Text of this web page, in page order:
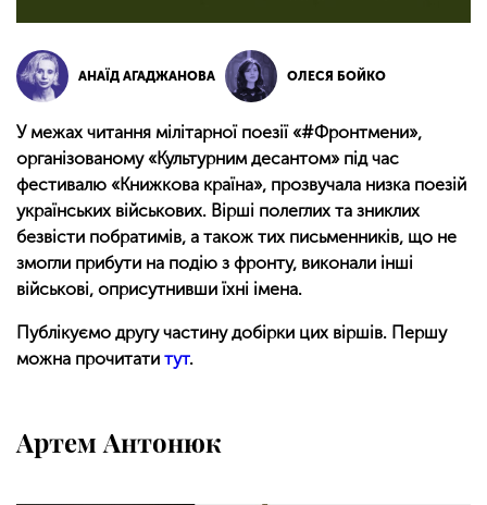
АНАЇД АГАДЖАНОВА ОЛЕСЯ БОЙКО
У межах читання мілітарної поезії «#Фронтмени»,
організованому «Культурним десантом» під час
фестивалю «Книжкова країна», прозвучала низка поезій
українських військових. Вірші полеглих та зниклих
безвісти побратимів, а також тих письменників, що не
змогли прибути на подію з фронту, виконали інші
військові, оприсутнивши їхні імена.
Публікуємо другу частину добірки цих віршів. Першу
можна прочитати тут.
Артем Антонюк